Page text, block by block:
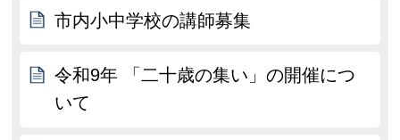
市内小中学校の講師募集
令和9年 「二十歳の集い」の開催につ
いて